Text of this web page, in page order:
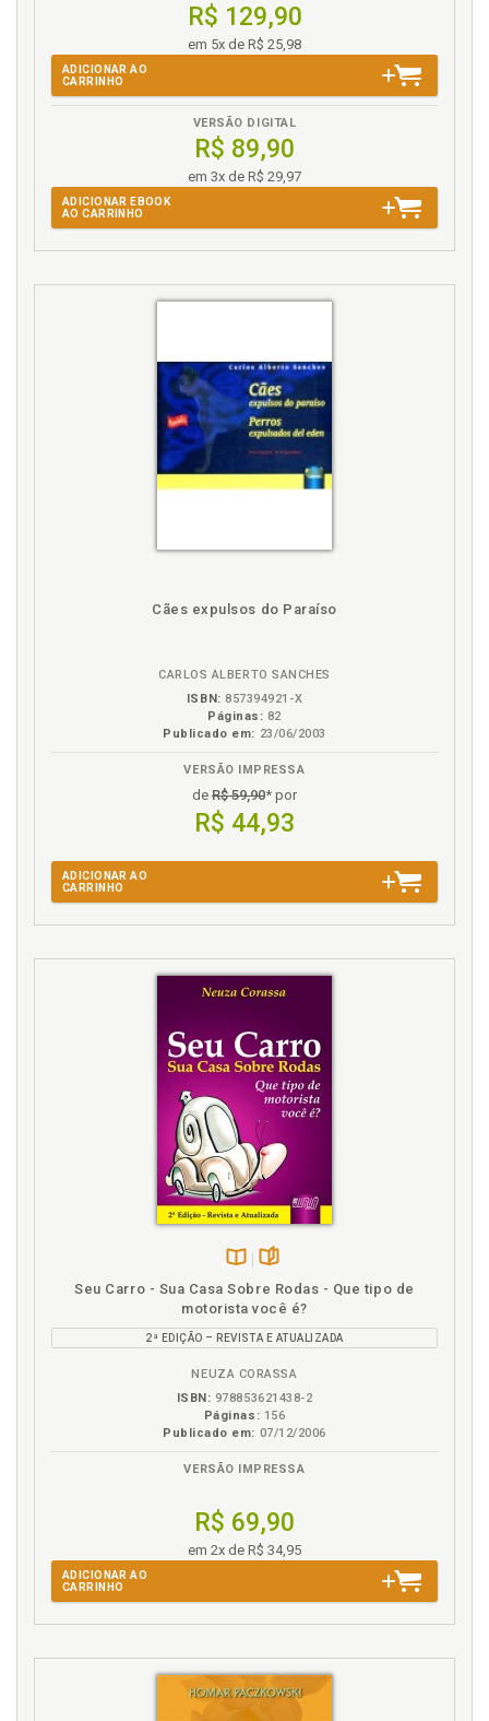
XIX - Itens básicos para transformação mental: Gostar de
Pensar - Conhecimento é Ouro - Pensamento Positivo
não Funciona - Dom - Consciência - Relatividade -
Percepção e Realidade - Respire - Memória e Paciência -
Experiência - Observação - Pressão Hipnótica, p. 82
R$ 129,90
em 5x de R$ 25,98
ADICIONAR AO
CARRINHO
VERSÃO DIGITAL
R$ 89,90
em 3x de R$ 29,97
ADICIONAR EBOOK
AO CARRINHO
Cães expulsos do Paraíso
CARLOS ALBERTO SANCHES
ISBN: 857394921-X
Páginas: 82
Publicado em: 23/06/2003
VERSÃO IMPRESSA
de R$ 59,90* por
R$ 44,93
ADICIONAR AO
CARRINHO
na
Seu Carro - Sua Casa Sobre Rodas - Que tipo de
motorista você é?
2ª EDIÇÃO – REVISTA E ATUALIZADA
NEUZA CORASSA
ISBN: 978853621438-2
Páginas: 156
Publicado em: 07/12/2006
VERSÃO IMPRESSA
R$ 69,90
em 2x de R$ 34,95
ADICIONAR AO
CARRINHO